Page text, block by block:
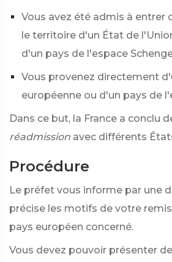
Vous avez été admis à entrer
le territoire d'un État de
d'un pays de l'espace
Vous provenez directement
européenne ou d'un pays de
Dans ce but, la France a conclu
réadmission avec différents
Procédure
Le préfet vous informe par une
précise les motifs de votre
pays européen concerné.
Vous devez pouvoir présenter